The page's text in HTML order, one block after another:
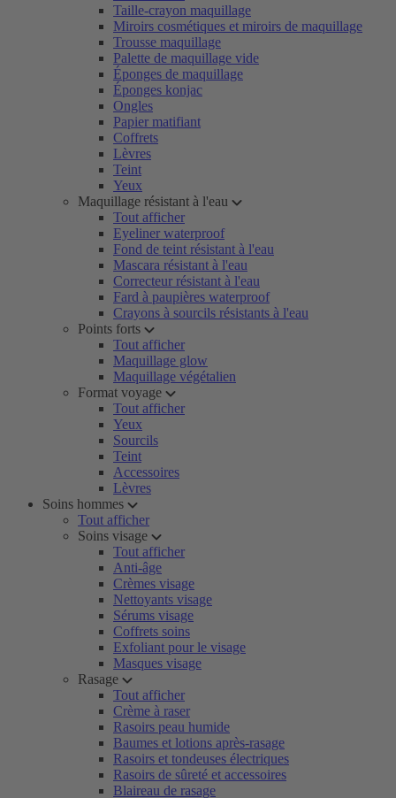
Taille-crayon maquillage
Miroirs cosmétiques et miroirs de maquillage
Trousse maquillage
Palette de maquillage vide
Éponges de maquillage
Éponges konjac
Ongles
Papier matifiant
Coffrets
Lèvres
Teint
Yeux
Maquillage résistant à l'eau
Tout afficher
Eyeliner waterproof
Fond de teint résistant à l'eau
Mascara résistant à l'eau
Correcteur résistant à l'eau
Fard à paupières waterproof
Crayons à sourcils résistants à l'eau
Points forts
Tout afficher
Maquillage glow
Maquillage végétalien
Format voyage
Tout afficher
Yeux
Sourcils
Teint
Accessoires
Lèvres
Soins hommes
Tout afficher
Soins visage
Tout afficher
Anti-âge
Crèmes visage
Nettoyants visage
Sérums visage
Coffrets soins
Exfoliant pour le visage
Masques visage
Rasage
Tout afficher
Crème à raser
Rasoirs peau humide
Baumes et lotions après-rasage
Rasoirs et tondeuses électriques
Rasoirs de sûreté et accessoires
Blaireau de rasage